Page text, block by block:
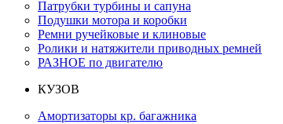
Патрубки турбины и сапуна
Подушки мотора и коробки
Ремни ручейковые и клиновые
Ролики и натяжители приводных ремней
РАЗНОЕ по двигателю
КУЗОВ
Амортизаторы кр. багажника